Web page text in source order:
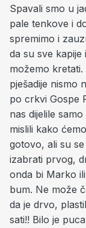
Spavali smo u
pale tenkove i
spremimo i
da su sve
možemo
pješadije nismo
po crkvi Gospe
nas dijelile
mislili kako
gotovo, ali su
izabrati prvog,
onda bi Marko
bum. Ne može
da je drvo,
sati!! Bilo je